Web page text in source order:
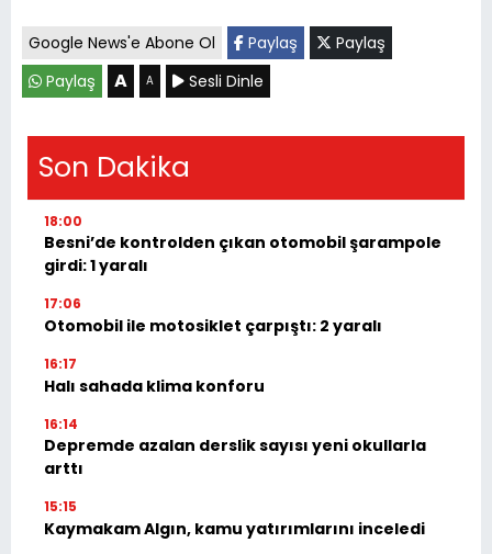
Google News'e Abone Ol Paylaş
Paylaş
Paylaş
A A Sesli Dinle
Son Dakika
18:00
Besni’de kontrolden çıkan otomobil şarampole
girdi: 1 yaralı
17:06
Otomobil ile motosiklet çarpıştı: 2 yaralı
16:17
Halı sahada klima konforu
16:14
Depremde azalan derslik sayısı yeni okullarla
arttı
15:15
Kaymakam Algın, kamu yatırımlarını inceledi